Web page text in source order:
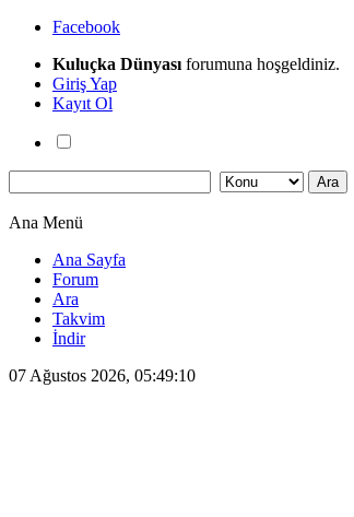
Facebook
Kuluçka Dünyası forumuna hoşgeldiniz.
Giriş Yap
Kayıt Ol
Ana Menü
Ana Sayfa
Forum
Ara
Takvim
İndir
07 Ağustos 2026, 05:49:10